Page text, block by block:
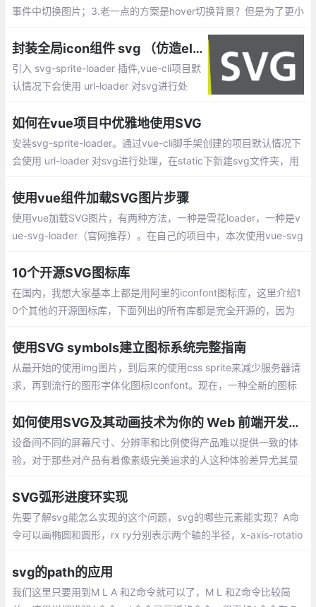
事件中切换图片；3.老一点的方案是hover切换背景？但是为了更小
封装全局icon组件 svg （仿造element-ui源码）
引入 svg-sprite-loader 插件,vue-cli项目默
认情况下会使用 url-loader 对svg进行处
们引入svg-sprite-loader 会引发一些冲突。
使用 webpack 的 exclude和 include
如何在vue项目中优雅地使用SVG
安装svg-sprite-loader。通过vue-cli脚手架创建的项目默认情况下
会使用 url-loader 对svg进行处理，在static下新建svg文件夹，用
后修改webpack.base.conf.js配置,这样svg-sprite-loader只会处
理我们指定的static/svg下的文件
使用vue组件加载SVG图片步骤
使用vue加载SVG图片，有两种方法，一种是雪花loader，一种是v
ue-svg-loader（官网推荐）。在自己的项目中，本次使用vue-svg
10个开源SVG图标库
在国内，我想大家基本上都是用阿里的iconfont图标库，这里介绍1
0个其他的开源图标库，下面列出的所有库都是完全开源的，因为
使用SVG symbols建立图标系统完整指南
从最开始的使用img图片，到后来的使用css sprite来减少服务器请
求，再到流行的图形字体化图标Iconfont。现在，一种全新的图标
如何使用SVG及其动画技术为你的 Web 前端开发带来一些新鲜的体验
设备间不同的屏幕尺寸、分辨率和比例使得产品难以提供一致的体
验，对于那些对产品有着像素级完美追求的人这种体验差异尤其显
题。
SVG弧形进度环实现
先要了解svg能怎么实现的这个问题，svg的哪些元素能实现？A命
令可以画椭圆和圆形，rx ry分别表示两个轴的半径，x-axis-rotatio
svg的path的应用
我们这里只要用到M L A 和Z命令就可以了，M L 和Z命令比较简